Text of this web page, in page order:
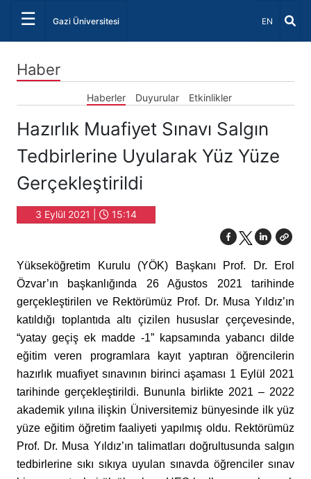
☰ Gazi Üniversitesi Dil Seçiniz
EN
Haber
Haberler Duyurular Etkinlikler
Hazırlık Muafiyet Sınavı Salgın
Tedbirlerine Uyularak Yüz Yüze
Gerçekleştirildi
3 Eylül 2021 | 15:14
Yükseköğretim Kurulu (YÖK) Başkanı Prof. Dr. Erol
Özvar’ın başkanlığında 26 Ağustos 2021 tarihinde
gerçekleştirilen ve Rektörümüz Prof. Dr. Musa Yıldız’ın
katıldığı toplantıda altı çizilen hususlar çerçevesinde,
“yatay geçiş ek madde -1” kapsamında yabancı dilde
eğitim veren programlara kayıt yaptıran öğrencilerin
hazırlık muafiyet sınavının birinci aşaması 1 Eylül 2021
tarihinde gerçekleştirildi. Bununla birlikte 2021 – 2022
akademik yılına ilişkin Üniversitemiz bünyesinde ilk yüz
yüze eğitim öğretim faaliyeti yapılmış oldu. Rektörümüz
Prof. Dr. Musa Yıldız’ın talimatları doğrultusunda salgın
tedbirlerine sıkı sıkıya uyulan sınavda öğrenciler sınav